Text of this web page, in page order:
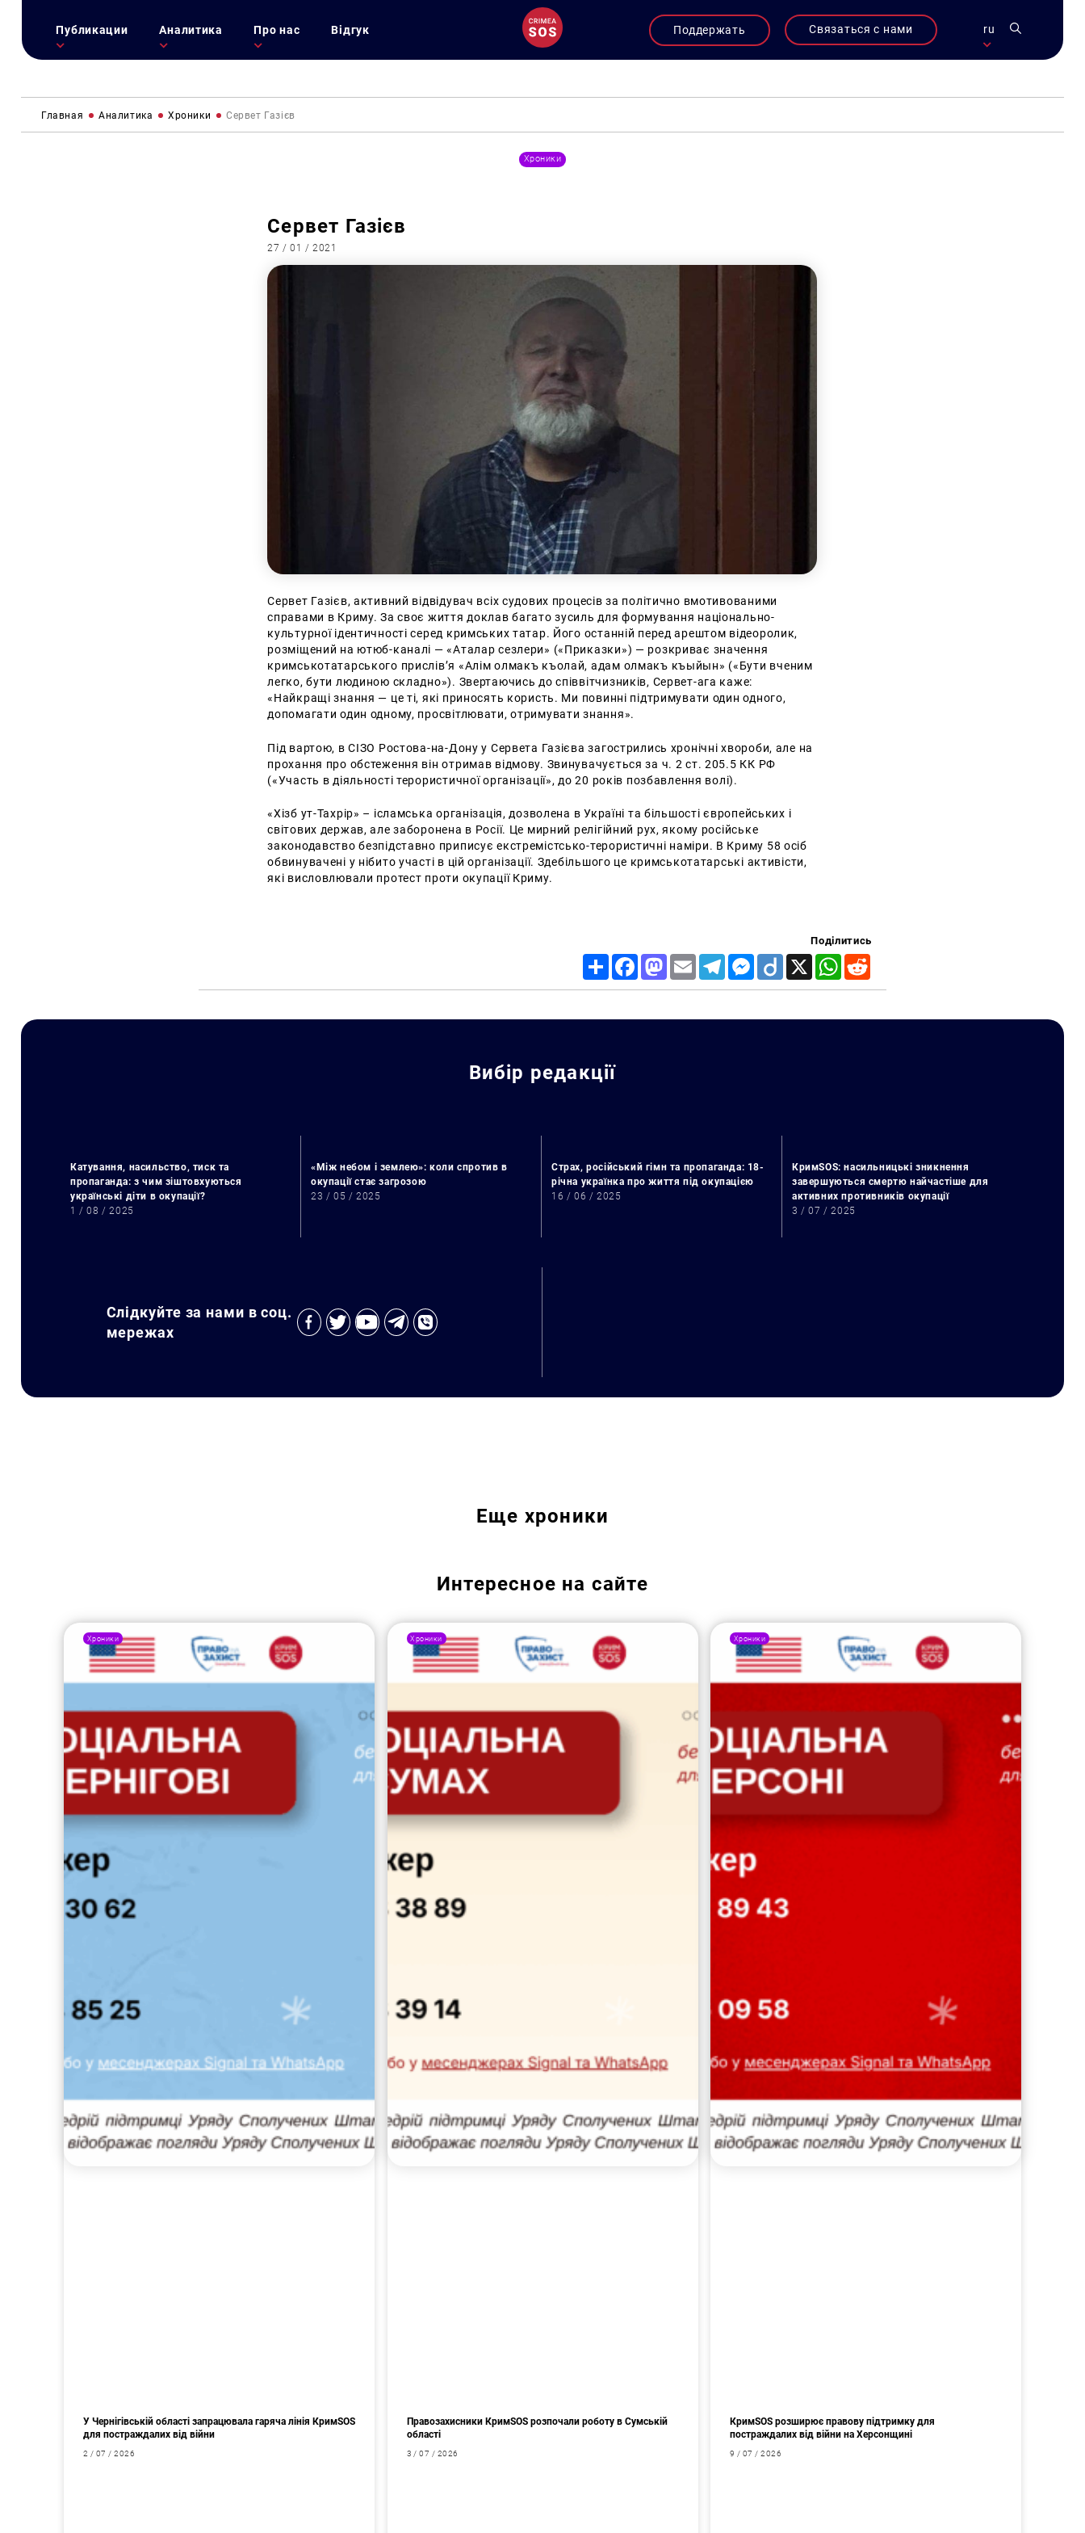
Публикации Аналитика Про нас Відгук Поддержать Связаться с нами ru
Главная Аналитика Хроники Сервет Газієв
Хроники
Сервет Газієв
27 / 01 / 2021
Сервет Газієв, активний відвідувач всіх судових процесів за політично вмотивованими
справами в Криму. За своє життя доклав багато зусиль для формування національно-
культурної ідентичності серед кримських татар. Його останній перед арештом відеоролик,
розміщений на ютюб-каналі — «Аталар сезлери» («Приказки») — розкриває значення
кримськотатарського прислів’я «Алім олмакъ къолай, адам олмакъ къыйын» («Бути вченим
легко, бути людиною складно»). Звертаючись до співвітчизників, Сервет-ага каже:
«Найкращі знання — це ті, які приносять користь. Ми повинні підтримувати один одного,
допомагати один одному, просвітлювати, отримувати знання».
Під вартою, в СІЗО Ростова-на-Дону у Сервета Газієва загострились хронічні хвороби, але на
прохання про обстеження він отримав відмову. Звинувачується за ч. 2 ст. 205.5 КК РФ
(«Участь в діяльності терористичної організації», до 20 років позбавлення волі).
«Хізб ут-Тахрір» – ісламська організація, дозволена в Україні та більшості європейських і
світових держав, але заборонена в Росії. Це мирний релігійний рух, якому російське
законодавство безпідставно приписує екстремістсько-терористичні наміри. В Криму 58 осіб
обвинувачені у нібито участі в цій організації. Здебільшого це кримськотатарські активісти,
які висловлювали протест проти окупації Криму.
Поділитись
Share FacebookMastodon
Email TelegramMessenger
Diigo X WhatsApp
Вибір редакції
Катування, насильство, тиск та
пропаганда: з чим зіштовхуються
українські діти в окупації?
1 / 08 / 2025
«Між небом і землею»: коли спротив в
окупації стає загрозою
23 / 05 / 2025
Страх, російський гімн та пропаганда: 18-
річна українка про життя під окупацією
16 / 06 / 2025
КримSOS: насильницькі зникнення
завершуються смертю найчастіше для
активних противників окупації
3 / 07 / 2025
Слідкуйте за нами в соц.
мережах
Еще хроники
Интересное на сайте
Хроники
У Чернігівській області запрацювала гаряча лінія КримSOS
для постраждалих від війни
2 / 07 / 2026
Хроники
Правозахисники КримSOS розпочали роботу в Сумській
області
3 / 07 / 2026
Хроники
КримSOS розширює правову підтримку для
постраждалих від війни на Херсонщині
9 / 07 / 2026